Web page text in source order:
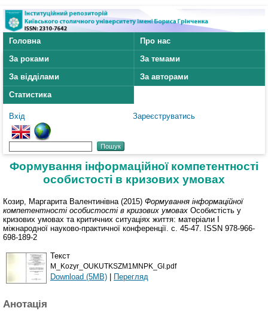
Головна
Про нас
За роками
За темами
За відділами
За авторами
Статистика
Вхід Зареєструватись
Формування інформаційної компетентності
особистості в кризових умовах
Козир, Маргарита Валентинівна (2015) Формування інформаційної
компетентності особистості в кризових умовах Особистість у
кризових умовах та критичних ситуаціях життя: матеріали І
міжнародної науково-практичної конференції. с. 45-47. ISSN 978-966-
698-189-2
Текст
M_Kozyr_OUKUTKSZM1MNPK_GI.pdf
Download (5MB) | Перегляд
Анотація